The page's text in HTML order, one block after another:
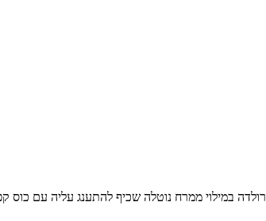
רולדה במילוי ממרח נוטלה שכיף להתענג עליה עם כוס קפה בסופ"ש, 327 קלוריות למנה, 458